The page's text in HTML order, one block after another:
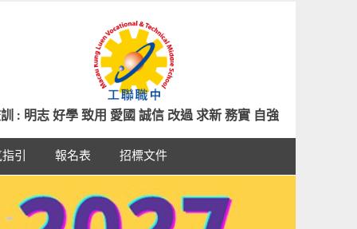
: 明志 好學 致用 愛國 誠信 改過 求新 務實 自強
引 報名表 招標文件